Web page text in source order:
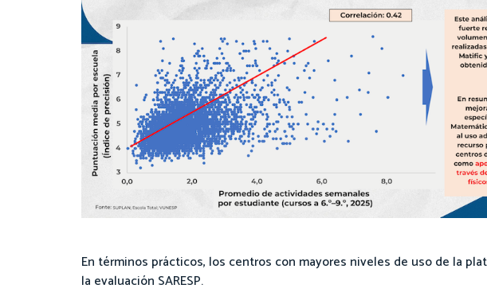
En términos prácticos, los centros con mayores niveles de uso de la
la evaluación SARESP.